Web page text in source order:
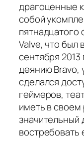
драгоценные
собой
пятнадцатого
Valve, что был
сентября
деянию Bravo,
сделался
геймеров,
иметь в
значительный
востребовать